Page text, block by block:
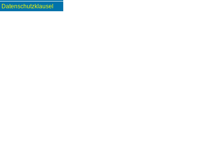
Datenschutzklausel